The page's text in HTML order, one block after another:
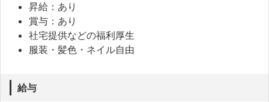
昇給：あり
賞与：あり
社宅提供などの福利厚生
服装・髪色・ネイル自由
給与